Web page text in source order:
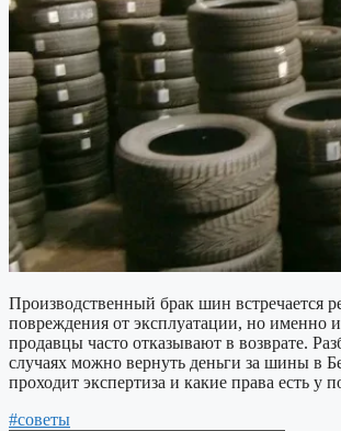
Производственный брак шин встречается
повреждения от эксплуатации, но именно
продавцы часто отказывают в возврате.
случаях можно вернуть деньги за шины в
проходит экспертиза и какие права есть у
#советы